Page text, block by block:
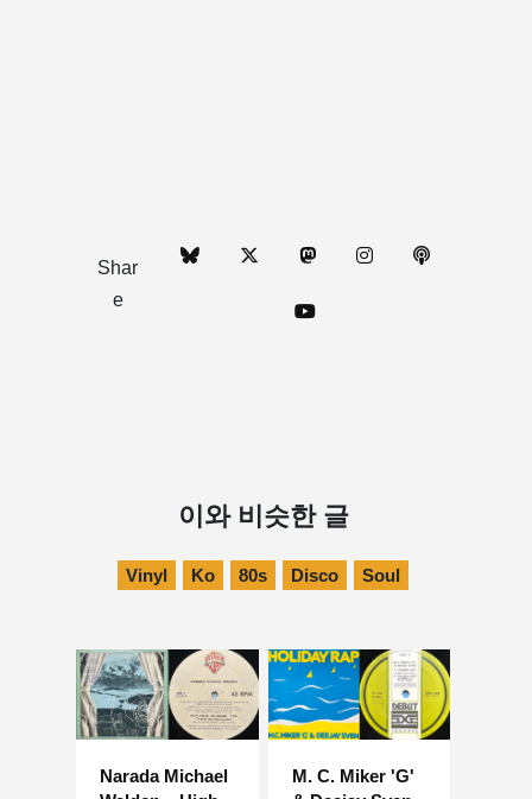
Shar
e
이와 비슷한 글
Vinyl Ko 80s Disco Soul
Narada Michael
M. C. Miker 'G'